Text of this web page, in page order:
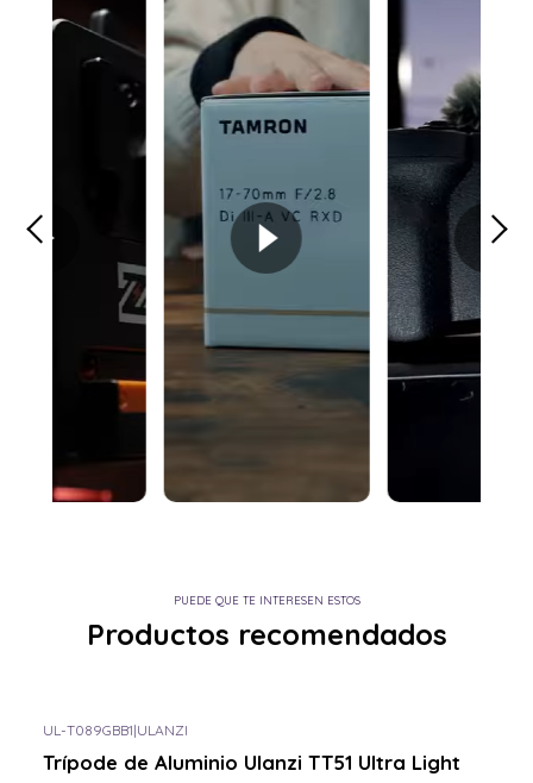
PUEDE QUE TE INTERESEN ESTOS
Productos recomendados
UL-T089GBB1|ULANZI
Trípode de Aluminio Ulanzi TT51 Ultra Light